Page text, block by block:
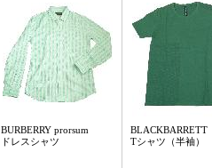
BURBERRY prorsum
ドレスシャツ
BLACKBARRETT
Tシャツ（半袖）